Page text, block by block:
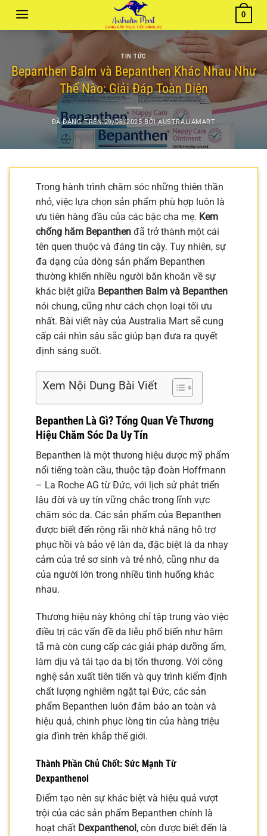
0
TIN TỨC
Bepanthen Balm và Bepanthen Khác Nhau Như
Thế Nào: Giải Đáp Toàn Diện
ĐÃ ĐĂNG TRÊN29/08/2025 BỞIAUSTRALIAMART
Trong hành trình chăm sóc những thiên thần
nhỏ, việc lựa chọn sản phẩm phù hợp luôn là
ưu tiên hàng đầu của các bậc cha mẹ. Kem
chống hăm Bepanthen đã trở thành một cái
tên quen thuộc và đáng tin cậy. Tuy nhiên, sự
đa dạng của dòng sản phẩm Bepanthen
thường khiến nhiều người băn khoăn về sự
khác biệt giữa Bepanthen Balm và Bepanthen
nói chung, cũng như cách chọn loại tối ưu
nhất. Bài viết này của Australia Mart sẽ cung
cấp cái nhìn sâu sắc giúp bạn đưa ra quyết
định sáng suốt.
Xem Nội Dung Bài Viết
Bepanthen Là Gì? Tổng Quan Về Thương
Hiệu Chăm Sóc Da Uy Tín
Bepanthen là một thương hiệu dược mỹ phẩm
nổi tiếng toàn cầu, thuộc tập đoàn Hoffmann
– La Roche AG từ Đức, với lịch sử phát triển
lâu đời và uy tín vững chắc trong lĩnh vực
chăm sóc da. Các sản phẩm của Bepanthen
được biết đến rộng rãi nhờ khả năng hỗ trợ
phục hồi và bảo vệ làn da, đặc biệt là da nhạy
cảm của trẻ sơ sinh và trẻ nhỏ, cũng như da
của người lớn trong nhiều tình huống khác
nhau.
Thương hiệu này không chỉ tập trung vào việc
điều trị các vấn đề da liễu phổ biến như hăm
tã mà còn cung cấp các giải pháp dưỡng ẩm,
làm dịu và tái tạo da bị tổn thương. Với công
nghệ sản xuất tiên tiến và quy trình kiểm định
chất lượng nghiêm ngặt tại Đức, các sản
phẩm Bepanthen luôn đảm bảo an toàn và
hiệu quả, chinh phục lòng tin của hàng triệu
gia đình trên khắp thế giới.
Thành Phần Chủ Chốt: Sức Mạnh Từ
Dexpanthenol
Điểm tạo nên sự khác biệt và hiệu quả vượt
trội của các sản phẩm Bepanthen chính là
hoạt chất Dexpanthenol, còn được biết đến là